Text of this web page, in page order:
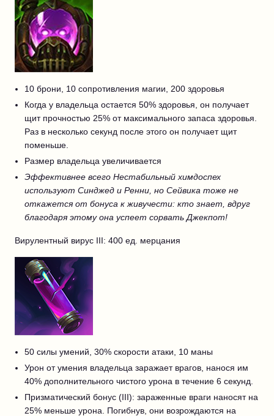
10 брони, 10 сопротивления магии, 200 здоровья
Когда у владельца остается 50% здоровья, он получает
щит прочностью 25% от максимального запаса здоровья.
Раз в несколько секунд после этого он получает щит
поменьше.
Размер владельца увеличивается
Эффективнее всего Нестабильный химдоспех
используют Синджед и Ренни, но Сейвика тоже не
откажется от бонуса к живучести: кто знает, вдруг
благодаря этому она успеет сорвать Джекпот!
Вирулентный вирус III: 400 ед. мерцания
50 силы умений, 30% скорости атаки, 10 маны
Урон от умения владельца заражает врагов, нанося им
40% дополнительного чистого урона в течение 6 секунд.
Призматический бонус (III): зараженные враги наносят на
25% меньше урона. Погибнув, они возрождаются на